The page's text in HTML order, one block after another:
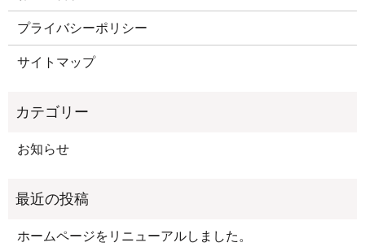
プライバシーポリシー
サイトマップ
お知らせ
ホームページをリニューアルしました。